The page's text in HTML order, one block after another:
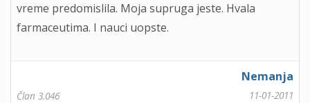
vreme predomislila. Moja supruga jeste. Hvala
farmaceutima. I nauci uopste.
Nemanja
Član 3.046 11-01-2011